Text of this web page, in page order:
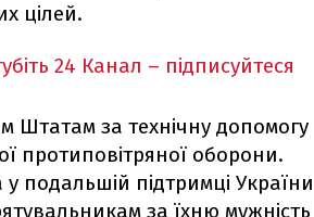
цілей.
24 Канал – підписуйтеся
Штатам за технічну допомогу
протиповітряної оборони.
подальшій підтримці України
за їхню мужність